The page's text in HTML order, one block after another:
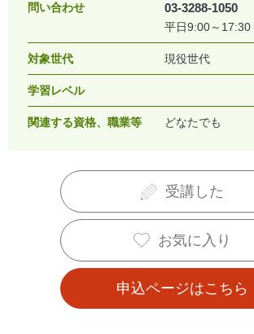
問い合わせ 03-3288-1050
平日9:00～17:30
対象世代 現役世代
学習レベル
関連する資格、職業等 どなたでも
受講した
お気に入り
申込ページはこちら